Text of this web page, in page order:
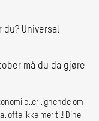
Universal
må du da gjøre
eller lignende om
ofte ikke mer til! Dine